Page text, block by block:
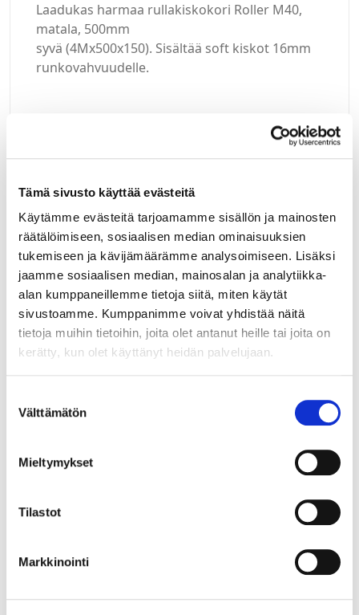
Tämä sivusto käyttää evästeitä
Käytämme evästeitä tarjoamamme sisällön ja mainosten
räätälöimiseen, sosiaalisen median ominaisuuksien
tukemiseen ja kävijämäärämme analysoimiseen. Lisäksi
jaamme sosiaalisen median, mainosalan ja analytiikka-
alan kumppaneillemme tietoja siitä, miten käytät
sivustoamme. Kumppanimme voivat yhdistää näitä
tietoja muihin tietoihin, joita olet antanut heille tai joita on
kerätty, kun olet käyttänyt heidän palvelujaan.
valinta
Välttämätön
Mieltymykset
Tilastot
Markkinointi
Laadukas harmaa rullakiskokori Roller M40,
matala, 500mm
syvä (4Mx500x150). Sisältää soft kiskot 16mm
runkovahvuudelle.
Hei yritysasiakas!
Jos teillä ei vielä ole avattuna tunnuksia
verkkokauppaamme, niin olkaa yhteydessä
mail@helatukku.com
Määrä pakkauksessa:
1